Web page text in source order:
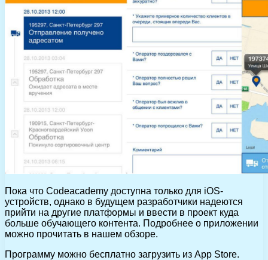
Пока что Codeacademy доступна только для iOS-
устройств, однако в будущем разработчики надеются
прийти на другие платформы и ввести в проект куда
больше обучающего контента. Подробнее о приложении
можно прочитать в нашем обзоре.
Программу можно бесплатно загрузить из App Store.